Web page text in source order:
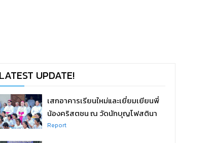
LATEST UPDATE!
เสกอาคารเรียนใหม่และเยี่ยมเยียนพี่
น้องคริสตชน ณ วัดนักบุญโฟสตินา
Report